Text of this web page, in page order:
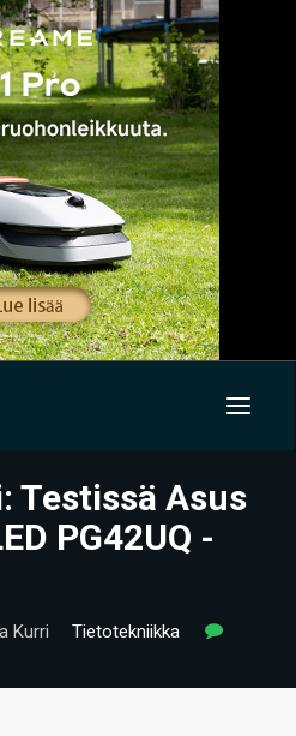
Testissä Asus
PG42UQ -
Kurri
Tietotekniikka